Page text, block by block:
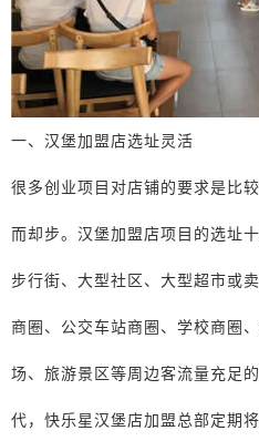
一、汉堡加盟店选址灵活
很多创业项目对店铺的要求是比
而却步。汉堡加盟店项目的选址
步行街、大型社区、大型超市或
商圈、公交车站商圈、学校商圈
场、旅游景区等周边客流量充足
代，快乐星汉堡店加盟总部定期